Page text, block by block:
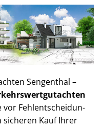
Sengenthal –
vor Fehl­ent­schei­dun­
Kauf Ihrer